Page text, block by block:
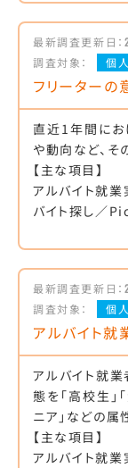
最新調査更新日：
調査対象：
個人
フリーターの
直近1年間にお
や動向など、
【主な項目】
アルバイト就
バイト探し／
最新調査更新日：
調査対象：
個人
アルバイト就
アルバイト就
態を「高校生」
ニア」などの属
【主な項目】
アルバイト就